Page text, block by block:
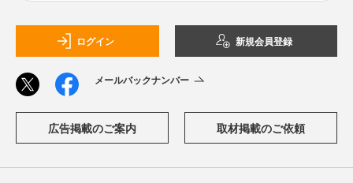
ログイン 新規会員登録
メールバックナンバー
広告掲載のご案内 取材掲載のご依頼